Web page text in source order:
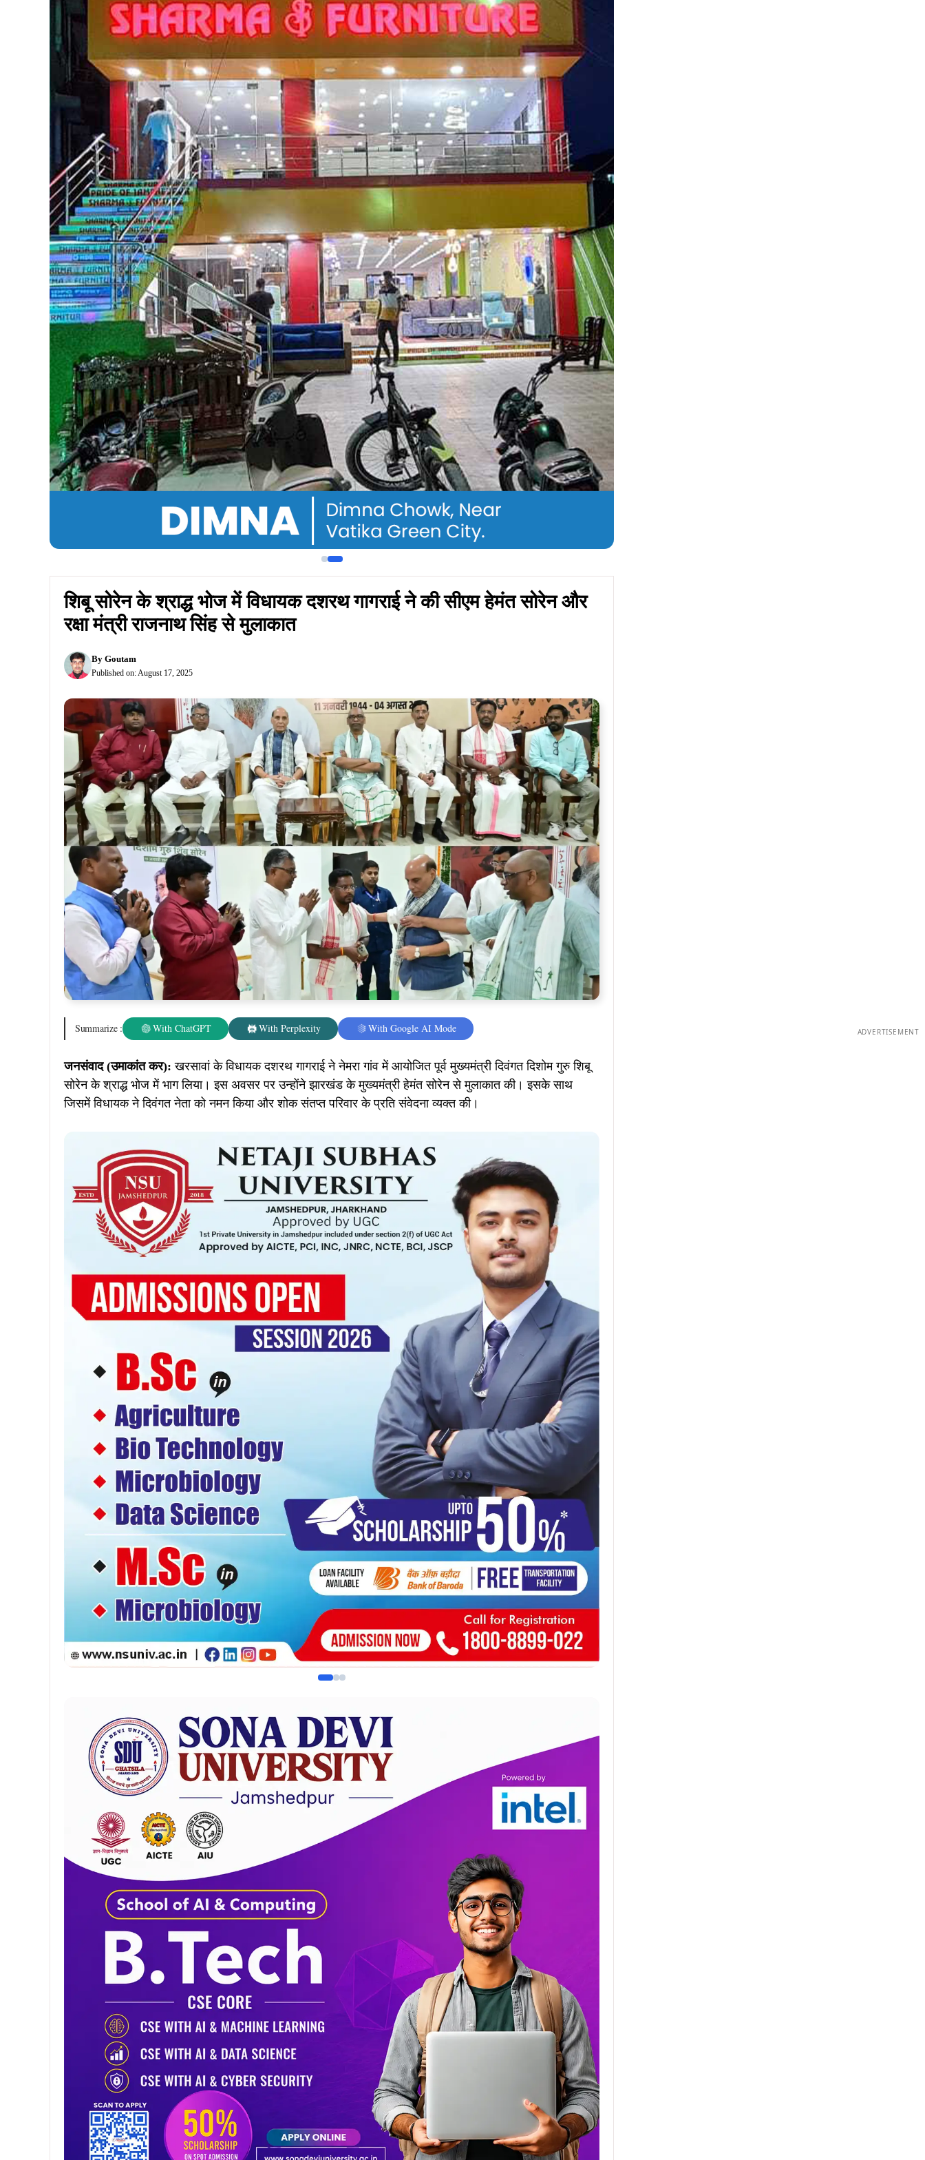
शिबू सोरेन के श्राद्ध भोज में विधायक दशरथ गागराई ने की सीएम हेमंत सोरेन और
रक्षा मंत्री राजनाथ सिंह से मुलाकात
By Goutam
Published on: August 17, 2025
Summarize : With ChatGPT With Perplexity With Google AI Mode
जनसंवाद (उमाकांत कर): खरसावां के विधायक दशरथ गागराई ने नेमरा गांव में आयोजित पूर्व मुख्यमंत्री दिवंगत दिशोम गुरु शिबू
सोरेन के श्राद्ध भोज में भाग लिया। इस अवसर पर उन्होंने झारखंड के मुख्यमंत्री हेमंत सोरेन से मुलाकात की। इसके साथ
जिसमें विधायक ने दिवंगत नेता को नमन किया और शोक संतप्त परिवार के प्रति संवेदना व्यक्त की।
ADVERTISEMENT